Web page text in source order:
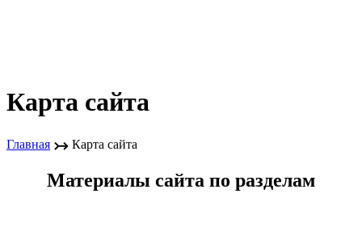
Карта сайта
Главная ↣ Карта сайта
Материалы сайта по разделам